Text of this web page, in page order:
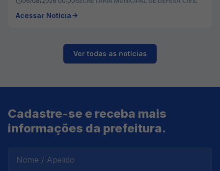
Acessar Notícia
Ver todas as notícias
Cadastre-se e receba mais
informações da prefeitura.